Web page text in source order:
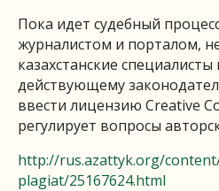
Пока идет судебный
журналистом и порталом,
казахстанские
действующему
ввести лицензию Creative
регулирует вопросы
http://rus.azattyk.org/
plagiat/25167624.html